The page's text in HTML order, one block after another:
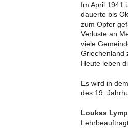
Im April 1941
dauerte bis
zum Opfer
Verluste an
viele
Griechenland
Heute leben
Es wird in
des 19.
Loukas